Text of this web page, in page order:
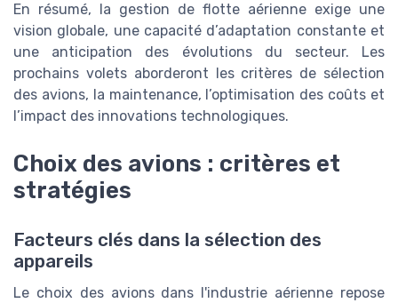
En résumé, la gestion de flotte aérienne exige une
vision globale, une capacité d’adaptation constante et
une anticipation des évolutions du secteur. Les
prochains volets aborderont les critères de sélection
des avions, la maintenance, l’optimisation des coûts et
l’impact des innovations technologiques.
Choix des avions : critères et
stratégies
Facteurs clés dans la sélection des
appareils
Le choix des avions dans l'industrie aérienne repose